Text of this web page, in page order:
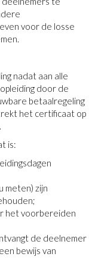
voor de losse
nadat aan alle
door de
betaalregeling
het certificaat op
is:
meten) zijn
het voorbereiden
de deelnemer
bewijs van